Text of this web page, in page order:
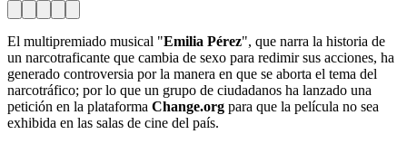
El multipremiado musical "Emilia Pérez", que narra la historia de
un narcotraficante que cambia de sexo para redimir sus acciones, ha
generado controversia por la manera en que se aborta el tema del
narcotráfico; por lo que un grupo de ciudadanos ha lanzado una
petición en la plataforma Change.org para que la película no sea
exhibida en las salas de cine del país.